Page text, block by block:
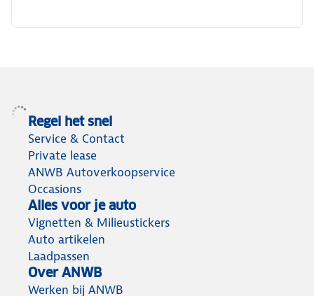
Regel het snel
Service & Contact
Private lease
ANWB Autoverkoopservice
Occasions
Alles voor je auto
Vignetten & Milieustickers
Auto artikelen
Laadpassen
Over ANWB
Werken bij ANWB